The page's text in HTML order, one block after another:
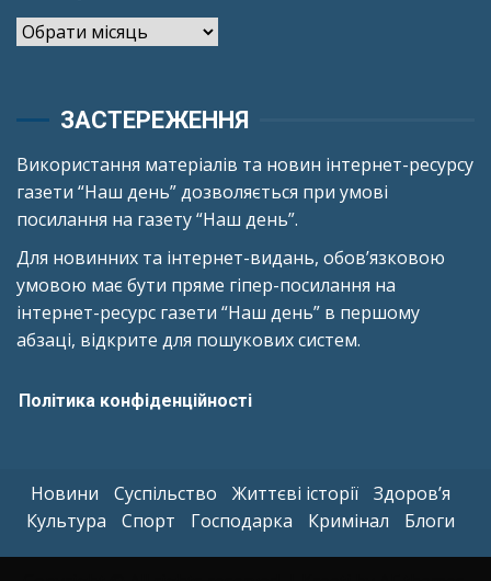
Архіви
ЗАСТЕРЕЖЕННЯ
Використання матеріалів та новин інтернет-ресурсу
газети “Наш день” дозволяється при умові
посилання на газету “Наш день”.
Для новинних та інтернет-видань, обов’язковою
умовою має бути пряме гіпер-посилання на
інтернет-ресурс газети “Наш день” в першому
абзаці, відкрите для пошукових систем.
Політика конфіденційності
Новини Суспільство Життєві історії
Здоров’я
Культура
Спорт Господарка Кримінал Блоги